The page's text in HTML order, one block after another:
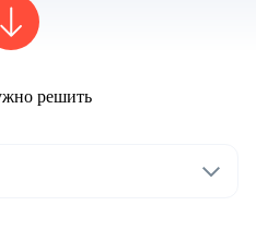
решить